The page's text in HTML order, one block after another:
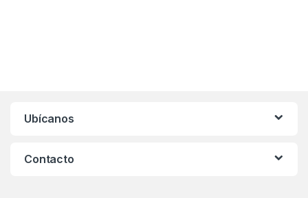
Ubícanos
Contacto